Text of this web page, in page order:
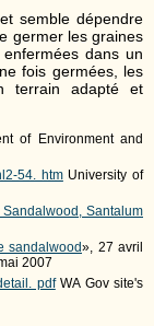
semble dépendre
germer les graines
dans un
fois germées, les
terrain adapté et
of Environment and
54. htmUniversity of
Santalum
sandalwood», 27 avril
2007
pdfWA Gov site's